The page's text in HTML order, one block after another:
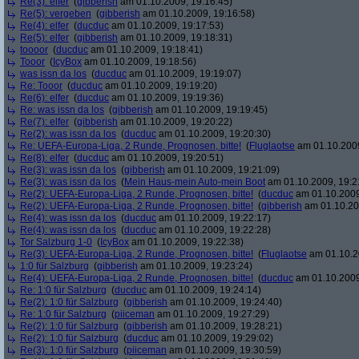
Re(5): vergeben (gibberish am 01.10.2009, 19:16:58)
Re(4): elfer (ducduc am 01.10.2009, 19:17:53)
Re(5): elfer (gibberish am 01.10.2009, 19:18:31)
toooor (ducduc am 01.10.2009, 19:18:41)
Tooor ( IcyBox am 01.10.2009, 19:18:56)
was issn da los (ducduc am 01.10.2009, 19:19:07)
Re: Tooor (ducduc am 01.10.2009, 19:19:20)
Re(6): elfer (ducduc am 01.10.2009, 19:19:36)
Re: was issn da los (gibberish am 01.10.2009, 19:19:45)
Re(7): elfer (gibberish am 01.10.2009, 19:20:22)
Re(2): was issn da los (ducduc am 01.10.2009, 19:20:30)
Re: UEFA-Europa-Liga, 2 Runde, Prognosen, bitte! (Fluglaotse am
Re(8): elfer (ducduc am 01.10.2009, 19:20:51)
Re(3): was issn da los (gibberish am 01.10.2009, 19:21:09)
Re(3): was issn da los (Mein Haus-mein Auto-mein Boot am 01.10.2009,
Re(2): UEFA-Europa-Liga, 2 Runde, Prognosen, bitte! (ducduc am
Re(2): UEFA-Europa-Liga, 2 Runde, Prognosen, bitte! (gibberish am
Re(4): was issn da los (ducduc am 01.10.2009, 19:22:17)
Re(4): was issn da los (ducduc am 01.10.2009, 19:22:28)
Tor Salzburg 1-0 ( IcyBox am 01.10.2009, 19:22:38)
Re(3): UEFA-Europa-Liga, 2 Runde, Prognosen, bitte! (Fluglaotse am
1:0 für Salzburg (gibberish am 01.10.2009, 19:23:24)
Re(4): UEFA-Europa-Liga, 2 Runde, Prognosen, bitte! (ducduc am
Re: 1:0 für Salzburg (ducduc am 01.10.2009, 19:24:14)
Re(2): 1:0 für Salzburg (gibberish am 01.10.2009, 19:24:40)
Re: 1:0 für Salzburg (piiceman am 01.10.2009, 19:27:29)
Re(2): 1:0 für Salzburg (gibberish am 01.10.2009, 19:28:21)
Re(2): 1:0 für Salzburg (ducduc am 01.10.2009, 19:29:02)
Re(3): 1:0 für Salzburg (piiceman am 01.10.2009, 19:30:59)